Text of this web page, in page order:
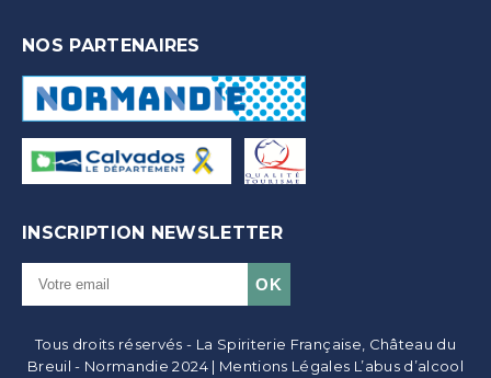
NOS PARTENAIRES
INSCRIPTION NEWSLETTER
Tous droits réservés - La Spiriterie Française, Château du
Breuil - Normandie 2024 | Mentions Légales L’abus d’alcool